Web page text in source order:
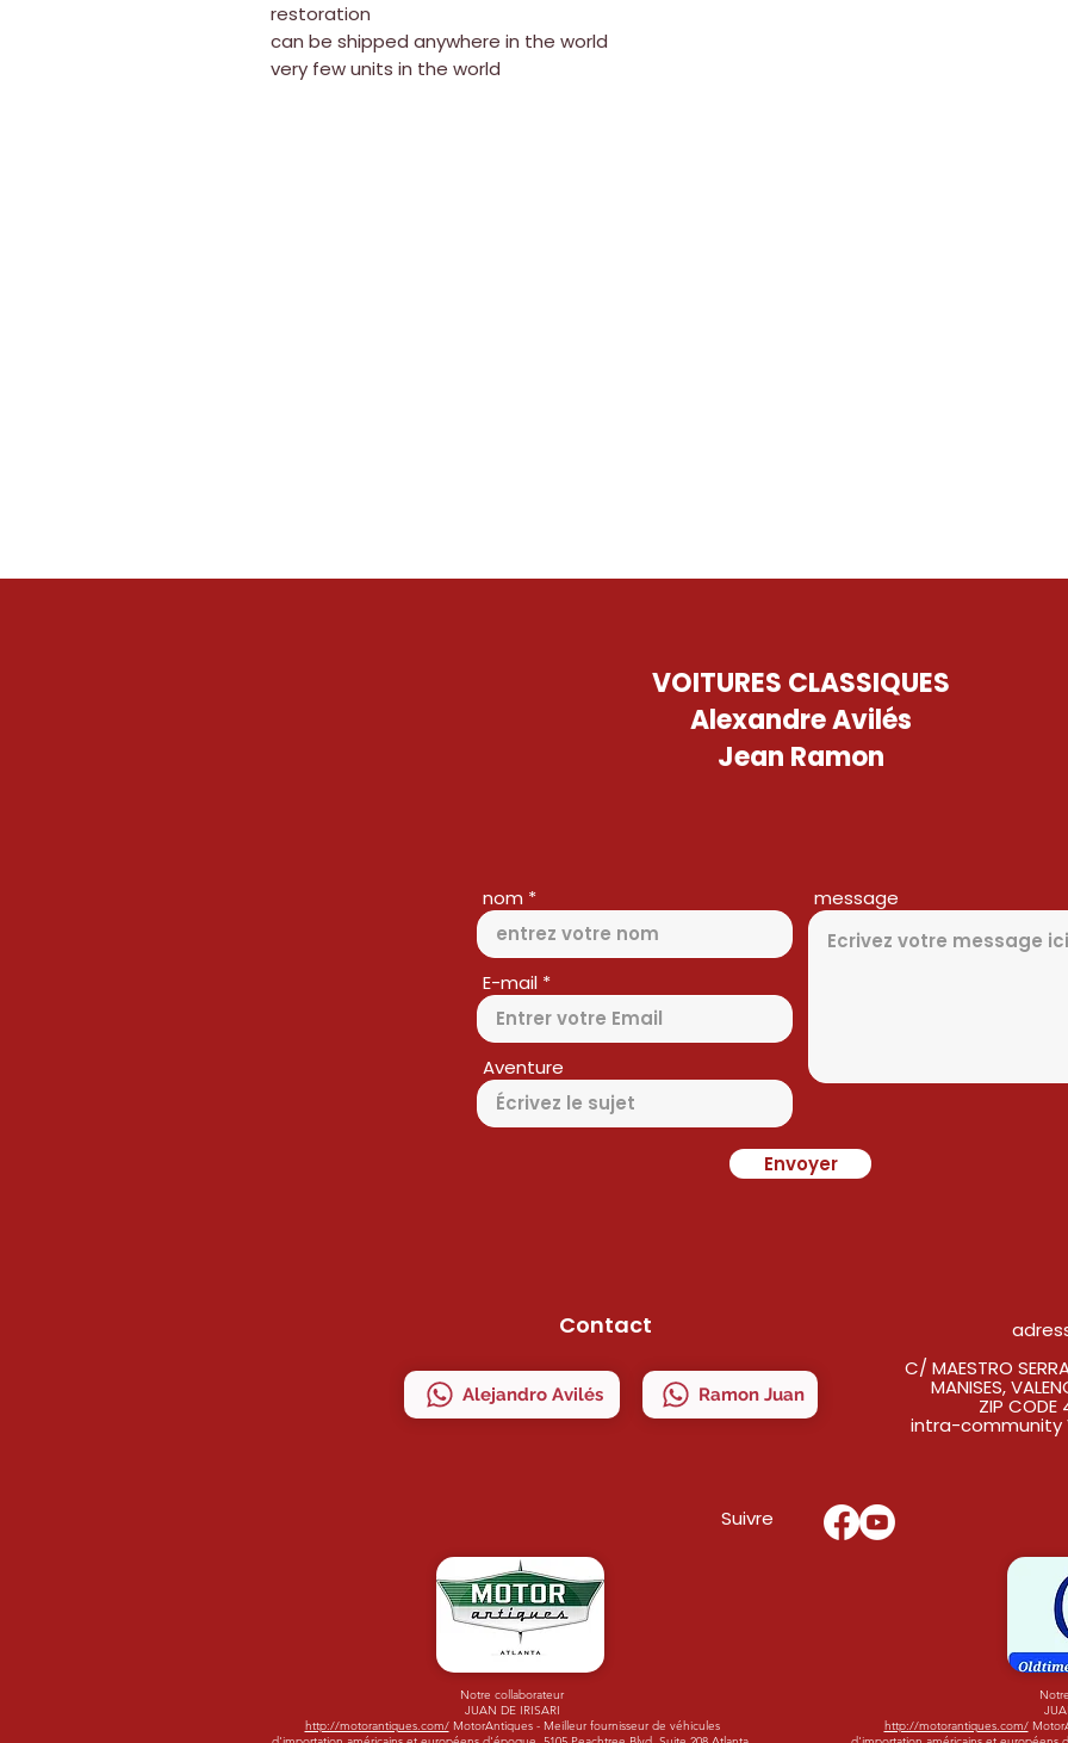
restoration
can be shipped anywhere in the world
very few units in the world
VOITURES CLASSIQUES
Alexandre Avilés
Jean Ramon
nom
E-mail
Aventure
message
Envoyer
Contact
Alejandro Avilés Ramon Juan
Suivre
Notre collaborateur
JUAN DE IRISARI
http://motorantiques.com/MotorAntiques - Meilleur fournisseur de véhicules
C/ MAESTRO
MANISES,
ZIP
intra-community
http://motorantiques.com/